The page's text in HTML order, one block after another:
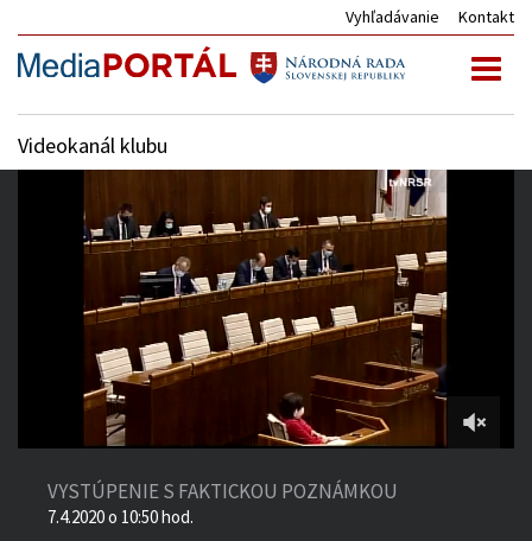
Vyhľadávanie Kontakt
Videokanál klubu
2:35:21
VYSTÚPENIE S FAKTICKOU POZNÁMKOU
7.4.2020 o 10:50 hod.